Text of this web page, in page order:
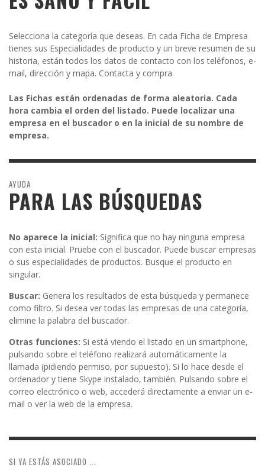
Selecciona la categoría que deseas. En cada Ficha de Empresa
tienes sus Especialidades de producto y un breve resumen de su
historia, están todos los datos de contacto con los teléfonos, e-
mail, dirección y mapa. Contacta y compra.
Las Fichas están ordenadas de forma aleatoria. Cada
hora cambia el orden del listado. Puede localizar una
empresa en el buscador o en la inicial de su nombre de
empresa.
AYUDA
PARA LAS BÚSQUEDAS
No aparece la inicial: Significa que no hay ninguna empresa
con esta inicial. Pruebe con el buscador. Puede buscar empresas
o sus especialidades de productos. Busque el producto en
singular.
Buscar: Genera los resultados de esta búsqueda y permanece
como filtro. Si desea ver todas las empresas de una categoría,
elimine la palabra del buscador.
Otras funciones: Si está viendo el listado en un smartphone,
pulsando sobre el teléfono realizará automáticamente la
llamada (pidiendo permiso, por supuesto). Si lo hace desde el
ordenador y tiene Skype instalado, también. Pulsando sobre el
correo electrónico o web, accederá directamente a enviar un e-
mail o ver la web de la empresa.
SI YA ESTÁS ASOCIADO ...